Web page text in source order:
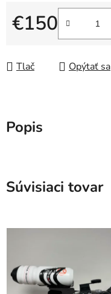
€150
Jednotková cena:
Tlač Opýtať sa
Popis
Súvisiaci tovar